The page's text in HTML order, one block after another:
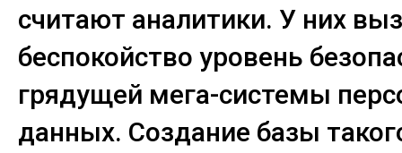
считают аналитики. У них
беспокойство уровень
грядущей мега-системы
данных. Создание базы